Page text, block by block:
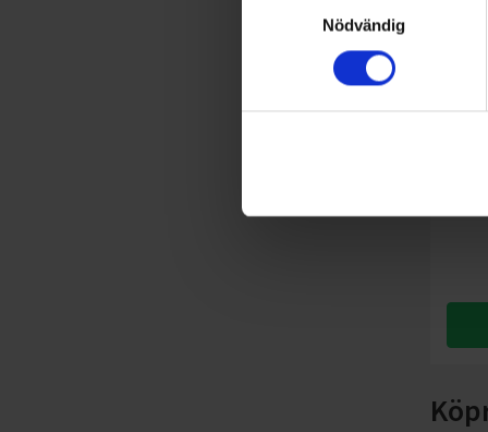
Nödvändig